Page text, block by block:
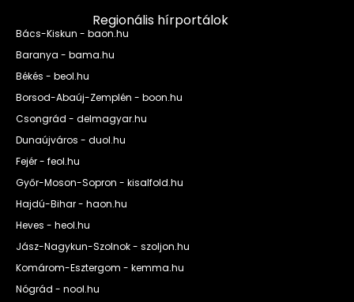
Regionális hírportálok
Bács-Kiskun - baon.hu
Baranya - bama.hu
Békés - beol.hu
Borsod-Abaúj-Zemplén - boon.hu
Csongrád - delmagyar.hu
Dunaújváros - duol.hu
Fejér - feol.hu
Győr-Moson-Sopron - kisalfold.hu
Hajdú-Bihar - haon.hu
Heves - heol.hu
Jász-Nagykun-Szolnok - szoljon.hu
Komárom-Esztergom - kemma.hu
Nógrád - nool.hu